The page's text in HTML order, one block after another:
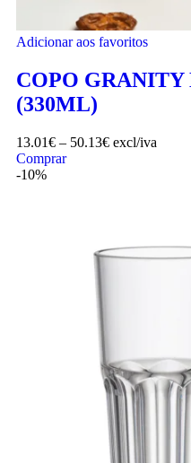
Adicionar aos favoritos
COPO GRANITY
(330ML)
13.01€ – 50.13€ excl/iva
Comprar
-10%